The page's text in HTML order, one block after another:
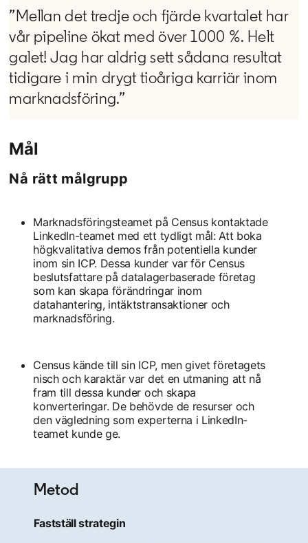
”Mellan det tredje och fjärde kvartalet har
vår pipeline ökat med över 1000 %. Helt
galet! Jag har aldrig sett sådana resultat
tidigare i min drygt tioåriga karriär inom
marknadsföring.”
Mål
Nå rätt målgrupp
Marknadsföringsteamet på Census kontaktade
LinkedIn-teamet med ett tydligt mål: Att boka
högkvalitativa demos från potentiella kunder
inom sin ICP. Dessa kunder var för Census
beslutsfattare på datalagerbaserade företag
som kan skapa förändringar inom
datahantering, intäktstransaktioner och
marknadsföring.
Census kände till sin ICP, men givet företagets
nisch och karaktär var det en utmaning att nå
fram till dessa kunder och skapa
konverteringar. De behövde de resurser och
den vägledning som experterna i LinkedIn-
teamet kunde ge.
Metod
Fastställ strategin